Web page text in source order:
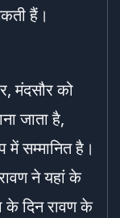
हैं।
मंदसौर को
जाता है,
सम्मानित है।
ने यहां के
के दिन रावण के